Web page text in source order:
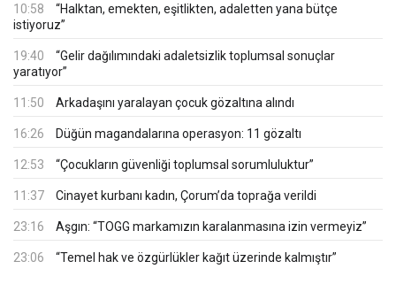
10:58
“Halktan, emekten, eşitlikten, adaletten yana bütçe
istiyoruz”
19:40
“Gelir dağılımındaki adaletsizlik toplumsal sonuçlar
yaratıyor”
11:50 Arkadaşını yaralayan çocuk gözaltına alındı
16:26 Düğün magandalarına operasyon: 11 gözaltı
12:53 “Çocukların güvenliği toplumsal sorumluluktur”
11:37 Cinayet kurbanı kadın, Çorum’da toprağa verildi
23:16 Aşgın: “TOGG markamızın karalanmasına izin vermeyiz”
23:06 “Temel hak ve özgürlükler kağıt üzerinde kalmıştır”